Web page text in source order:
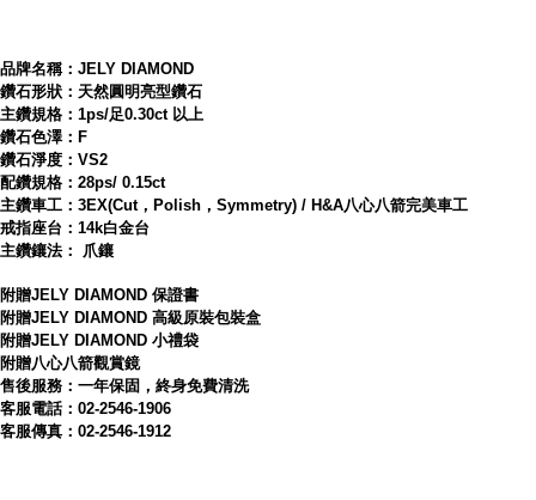
JELY 蜜糖0.30克拉H&A八心八箭完美車工鑽戒
品牌名稱：JELY DIAMOND
鑽石形狀：天然圓明亮型鑽石
主鑽規格：1ps/足0.30ct 以上
鑽石色澤：F
鑽石淨度：VS2
配鑽規格：28ps/ 0.15ct
主鑽車工：3EX(Cut，Polish，Symmetry) / H&A八心八箭完美車工
戒指座台：14k白金台
主鑽鑲法： 爪鑲
附贈JELY DIAMOND 保證書
附贈JELY DIAMOND 高級原裝包裝盒
附贈JELY DIAMOND 小禮袋
附贈八心八箭觀賞鏡
售後服務：一年保固，終身免費清洗
客服電話：02-2546-1906
客服傳真：02-2546-1912